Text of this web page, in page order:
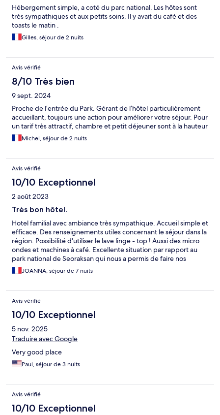
Hébergement simple, a coté du parc national. Les hôtes sont
très sympathiques et aux petits soins. Il y avait du café et des
toasts le matin .
Gilles, séjour de 2 nuits
Avis vérifié
8/10 Très bien
9 sept. 2024
Proche de l’entrée du Park. Gérant de l’hôtel particulièrement
accueillant, toujours une action pour améliorer votre séjour. Pour
un tarif très attractif, chambre et petit déjeuner sont à la hauteur
Michel, séjour de 2 nuits
Avis vérifié
10/10 Exceptionnel
2 août 2023
Très bon hôtel.
Hotel familial avec ambiance très sympathique. Accueil simple et
efficace. Des renseignements utiles concernant le séjour dans la
région. Possibilité d'utiliser le lave linge - top ! Aussi des micro
ondes et machines à café. Excellente situation par rapport au
park national de Seoraksan qui nous a permis de faire nos
randonnées sans problème de transport. Cerise sur le gâteau : à
notre départ on nous a déposé à la gare routière de Sokcho
JOANNA, séjour de 7 nuits
Avis vérifié
10/10 Exceptionnel
5 nov. 2025
Traduire avec Google
Very good place
Paul, séjour de 3 nuits
Avis vérifié
10/10 Exceptionnel